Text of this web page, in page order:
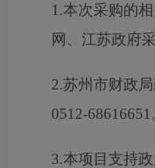
1.本次采购的
网、江苏政府
2.苏州市财政
0512-68616651
3.本项目支持